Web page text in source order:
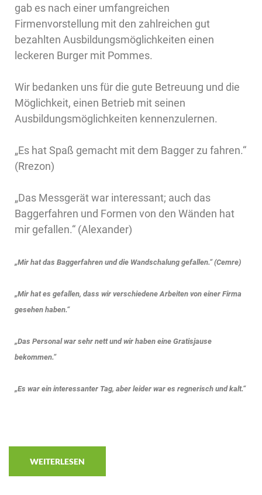
gab es nach einer umfangreichen
Firmenvorstellung mit den zahlreichen gut
bezahlten Ausbildungsmöglichkeiten einen
leckeren Burger mit Pommes.
Wir bedanken uns für die gute Betreuung und die
Möglichkeit, einen Betrieb mit seinen
Ausbildungsmöglichkeiten kennenzulernen.
„Es hat Spaß gemacht mit dem Bagger zu fahren.“
(Rrezon)
„Das Messgerät war interessant; auch das
Baggerfahren und Formen von den Wänden hat
mir gefallen.“ (Alexander)
„Mir hat das Baggerfahren und die Wandschalung gefallen.“ (Cemre)
„Mir hat es gefallen, dass wir verschiedene Arbeiten von einer Firma
gesehen haben.“
„Das Personal war sehr nett und wir haben eine Gratisjause
bekommen.“
„Es war ein interessanter Tag, aber leider war es regnerisch und kalt.“
WEITERLESEN